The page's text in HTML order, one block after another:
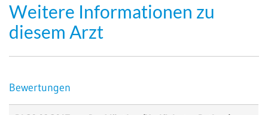
Weitere Informationen zu
diesem Arzt
Bewertungen